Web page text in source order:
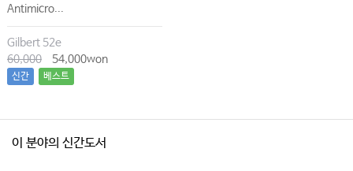
Antimicro...
Gilbert 52e
60,000
54,000won
신간 베스트
이 분야의 신간도서